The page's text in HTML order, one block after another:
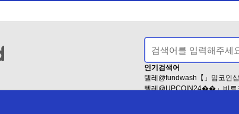
인기검색어
텔레@fundwash【」밈코인
텔레@UPCOIN24��」비트
텔레@fundwash����핑돈
텔레bpmc55★÷위고비용량